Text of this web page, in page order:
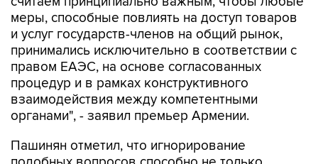
меры, способные повлиять на доступ товаров
и услуг государств-членов на общий рынок,
принимались исключительно в соответствии с
правом ЕАЭС, на основе согласованных
процедур и в рамках конструктивного
взаимодействия между компетентными
органами", - заявил премьер Армении.
Пашинян отметил, что игнорирование